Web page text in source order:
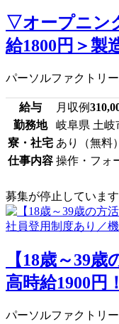
▽オープニン
給1800円＞製
パーソルファクトリ
給与 月収例
勤務地
岐阜県 土岐
寮・社宅 あり（無料）
仕事内容 操作・フォ
募集が停止しています
【18歳～39
高時給1900円
パーソルファクトリ